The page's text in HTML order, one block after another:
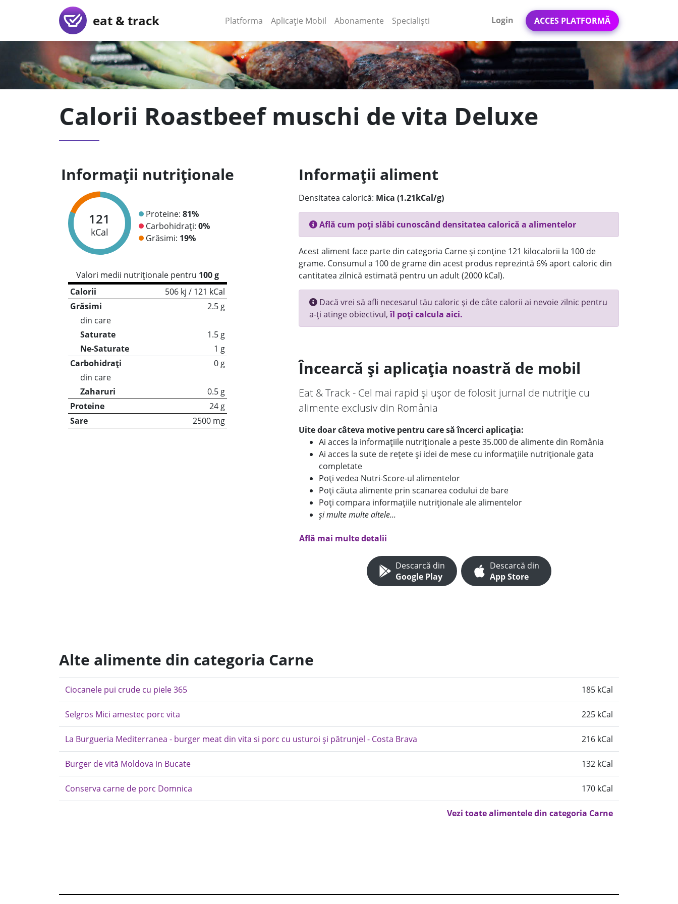
eat & track Platforma (current)
Aplicație Mobil (current)
Abonamente Specialiști Login ACCES PLATFORMĂ
Calorii Roastbeef muschi de vita Deluxe
Informații nutriționale
121
kCal
Proteine: 81%
Carbohidrați: 0%
Grăsimi: 19%
Valori medii nutriționale pentru 100 g
Calorii
506 kj / 121 kCal
Grăsimi
2.5 g
din care
Saturate
1.5 g
Ne-Saturate
1 g
Carbohidrați
0 g
din care
Zaharuri
0.5 g
Proteine
24 g
Sare
2500 mg
Informații aliment
Densitatea calorică: Mica (1.21kCal/g)
Află cum poți slăbi cunoscând densitatea calorică a alimentelor
Acest aliment face parte din categoria Carne și conține 121 kilocalorii la 100 de
grame. Consumul a 100 de grame din acest produs reprezintă 6% aport caloric din
cantitatea zilnică estimată pentru un adult (2000 kCal).
Dacă vrei să afli necesarul tău caloric și de câte calorii ai nevoie zilnic pentru
a-ți atinge obiectivul,îl poți calcula aici.
Încearcă și aplicația noastră de mobil
Eat & Track - Cel mai rapid și ușor de folosit jurnal de nutriție cu
alimente exclusiv din România
Uite doar câteva motive pentru care să încerci aplicația:
Ai acces la informațiile nutriționale a peste 35.000 de alimente din România
Ai acces la sute de rețete și idei de mese cu informațiile nutriționale gata
completate
Poți vedea Nutri-Score-ul alimentelor
Poți căuta alimente prin scanarea codului de bare
Poți compara informațiile nutriționale ale alimentelor
și multe multe altele...
Află mai multe detalii
Descarcă din
Google Play
Descarcă din
App Store
Alte alimente din categoria Carne
Ciocanele pui crude cu piele 365 185 kCal
Selgros Mici amestec porc vita 225 kCal
La Burgueria Mediterranea - burger meat din vita si porc cu usturoi și pătrunjel - Costa Brava 216 kCal
Burger de vită Moldova in Bucate 132 kCal
Conserva carne de porc Domnica 170 kCal
Vezi toate alimentele din categoria Carne